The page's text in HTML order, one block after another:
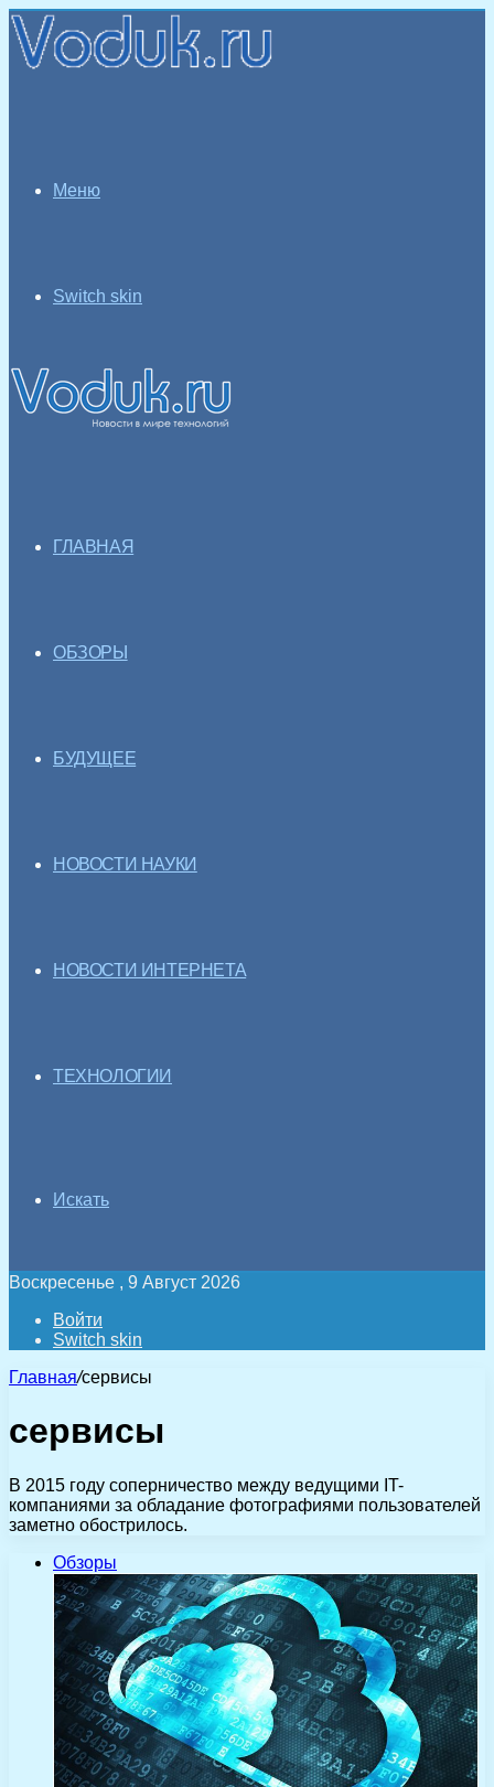
Меню
Switch skin
ГЛАВНАЯ
ОБЗОРЫ
БУДУЩЕЕ
НОВОСТИ НАУКИ
НОВОСТИ ИНТЕРНЕТА
ТЕХНОЛОГИИ
Искать
Воскресенье , 9 Август 2026
Войти
Switch skin
Главная/сервисы
сервисы
В 2015 году соперничество между ведущими IT-
компаниями за обладание фотографиями пользователей
заметно обострилось.
Обзоры